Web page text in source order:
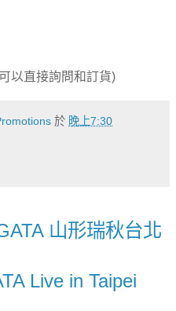
以直接詢問和訂貨)
於 晚上7:30
山形瑞秋台北
Live in Taipei